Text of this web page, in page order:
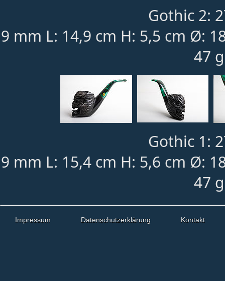
Gothic 2:
9 mm L: 14,9 cm H: 5,5 cm Ø:
47
Gothic 1:
9 mm L: 15,4 cm H: 5,6 cm Ø:
47
Impressum Datenschutzerklärung Kontakt